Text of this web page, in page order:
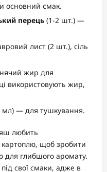
основний смак.
перець (1-2 шт.) —
лист (2 шт.), сіль
жир для
використовують жир,
мл) — для тушкування.
любить
щоб зробити
для глибшого аромату.
свої смаки, адже в